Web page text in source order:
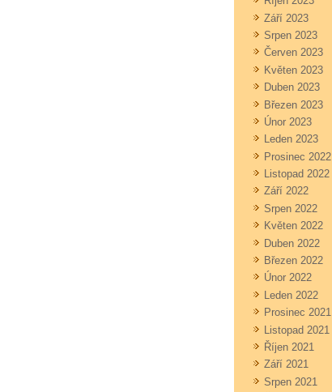
Září 2023
Srpen 2023
Červen 2023
Květen 2023
Duben 2023
Březen 2023
Únor 2023
Leden 2023
Prosinec 2022
Listopad 2022
Září 2022
Srpen 2022
Květen 2022
Duben 2022
Březen 2022
Únor 2022
Leden 2022
Prosinec 2021
Listopad 2021
Říjen 2021
Září 2021
Srpen 2021